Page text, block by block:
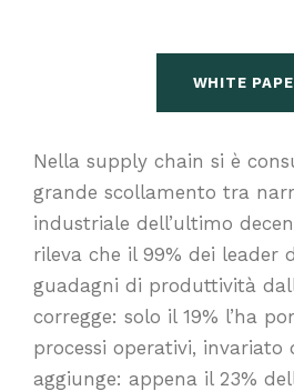
WHITE
Nella supply chain si è
grande scollamento tra
industriale dell’ultimo
rileva che il 99% dei leader
guadagni di produttività
corregge: solo il 19% l’ha
processi operativi, invariato
aggiunge: appena il 23%